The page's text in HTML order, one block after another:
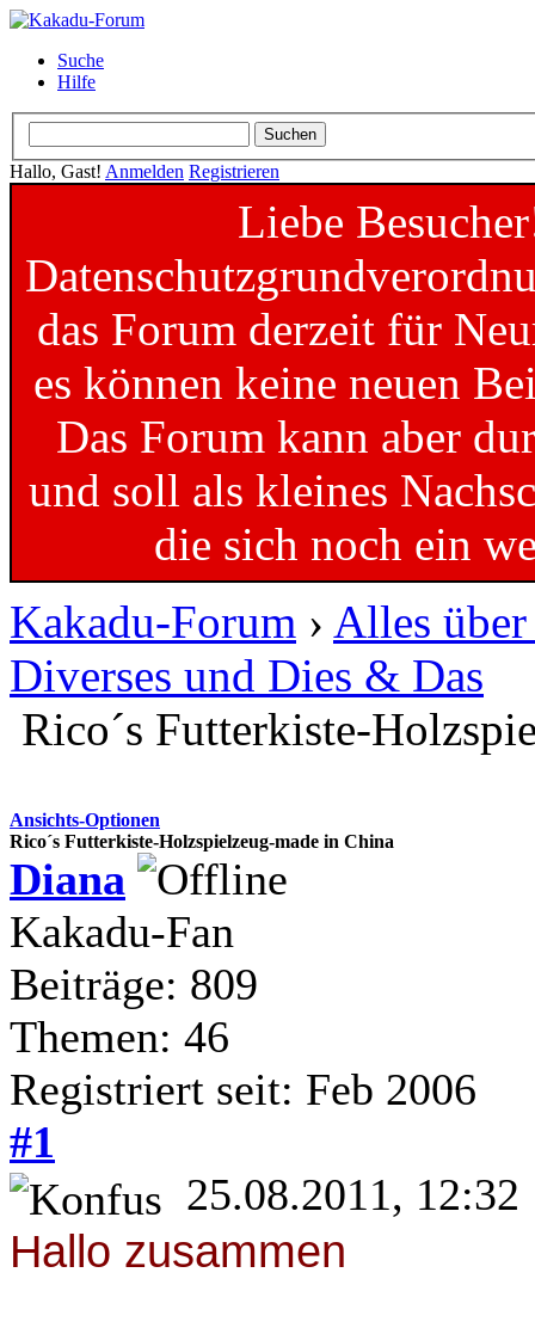
Suche
Hilfe
Hallo, Gast! Anmelden Registrieren
Liebe
das Forum derzeit für
es können keine neuen
Das Forum kann aber
und soll als kleines
die sich noch ein
Kakadu-Forum › Alles
Diverses und Dies & Das
Rico´s Futterkiste-
Ansichts-Optionen
Rico´s Futterkiste-Holzspielzeug-made in China
Diana
Kakadu-Fan
Beiträge: 809
Themen: 46
Registriert seit: Feb 2006
#1
25.08.2011, 12:32
Hallo zusammen